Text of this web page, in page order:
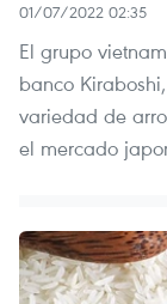
01/07/2022 02:35
El grupo
banco
variedad de
el mercado